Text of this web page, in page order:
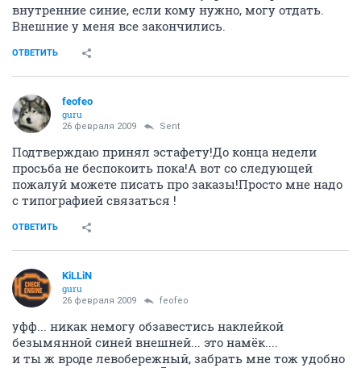
внутренние синие, если кому нужно, могу отдать.
Внешние у меня все закончились.
ОТВЕТИТЬ
feofeo
guru
26 февраля 2009 Sent
Подтверждаю принял эстафету!До конца недели
просьба не беспокоить пока!А вот со следующей
пожалуй можете писать про заказы!Просто мне надо
с типографией связаться !
ОТВЕТИТЬ
KiLLiN
guru
26 февраля 2009 feofeo
уфф... никак немогу обзавестись наклейкой
безымянной синей внешней... это намёк....
и ты ж вроде левобережный, забрать мне тож удобно